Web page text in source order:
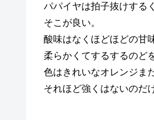
パパイヤは拍子抜けする
そこが良い。
酸味はなくほどほどの甘味
柔らかくてするするのど
色はきれいなオレンジま
それほど強くはないのだ